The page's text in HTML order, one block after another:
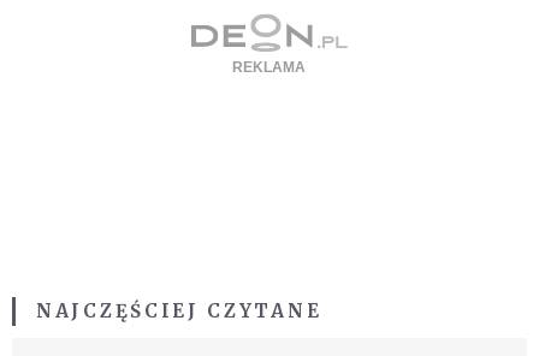
NAJCZĘŚCIEJ CZYTANE